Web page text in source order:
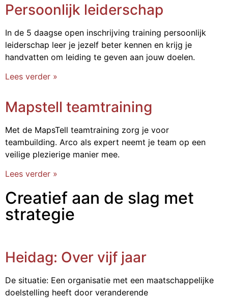
Persoonlijk leiderschap
In de 5 daagse open inschrijving training persoonlijk
leiderschap leer je jezelf beter kennen en krijg je
handvatten om leiding te geven aan jouw doelen.
Lees verder »
Mapstell teamtraining
Met de MapsTell teamtraining zorg je voor
teambuilding. Arco als expert neemt je team op een
veilige plezierige manier mee.
Lees verder »
Creatief aan de slag met
strategie
Heidag: Over vijf jaar
De situatie: Een organisatie met een maatschappelijke
doelstelling heeft door veranderende